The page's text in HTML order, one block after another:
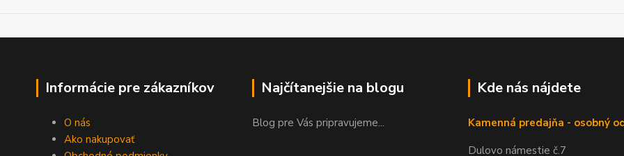
Informácie pre zákazníkov
O nás
Ako nakupovať
Najčítanejšie na blogu
Blog pre Vás pripravujeme...
Kde nás nájdete
Kamenná predajňa - osobný
Dulovo námestie č.7